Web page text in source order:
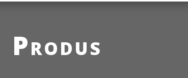
Produs